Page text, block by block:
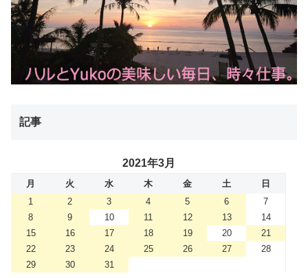
記事
2021年3月
月 火 水 木 金 土
日
1
2 3 4 5 6
7
8
9 10 11 12 13
14
15
16 17 18 19 20
21
22
23 24 25 26 27
28
29
30 31